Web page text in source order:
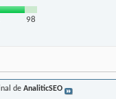
98
de AnaliticSEO